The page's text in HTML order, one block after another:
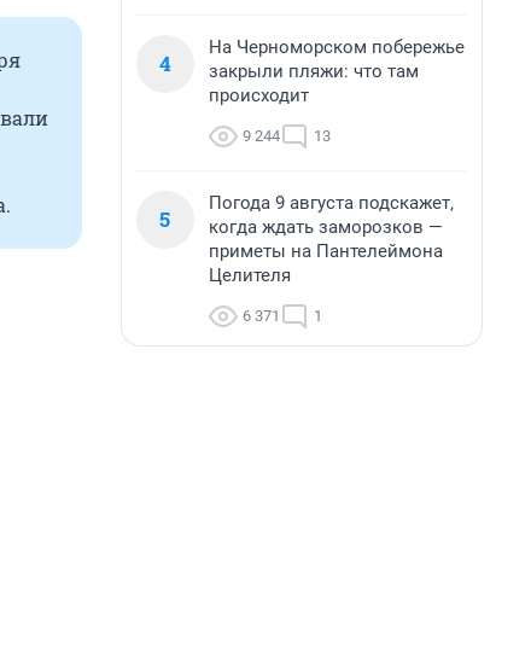
4
На Черноморском побережье
закрыли пляжи: что там
происходит
9 244 13
5
Погода 9 августа подскажет,
когда ждать заморозков —
приметы на Пантелеймона
Целителя
6 371 1